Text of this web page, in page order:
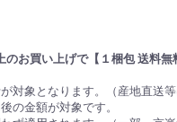
のお買い上げで【１梱包 送料無
対象となります。（産地直送等
の金額が対象です。